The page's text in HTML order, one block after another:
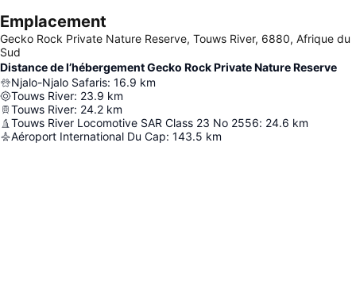
Emplacement
Gecko Rock Private Nature Reserve, Touws River, 6880, Afrique du
Sud
Distance de l’hébergement Gecko Rock Private Nature Reserve
Njalo-Njalo Safaris: 16.9 km
Touws River: 23.9 km
Touws River: 24.2 km
Touws River Locomotive SAR Class 23 No 2556: 24.6 km
Aéroport International Du Cap: 143.5 km